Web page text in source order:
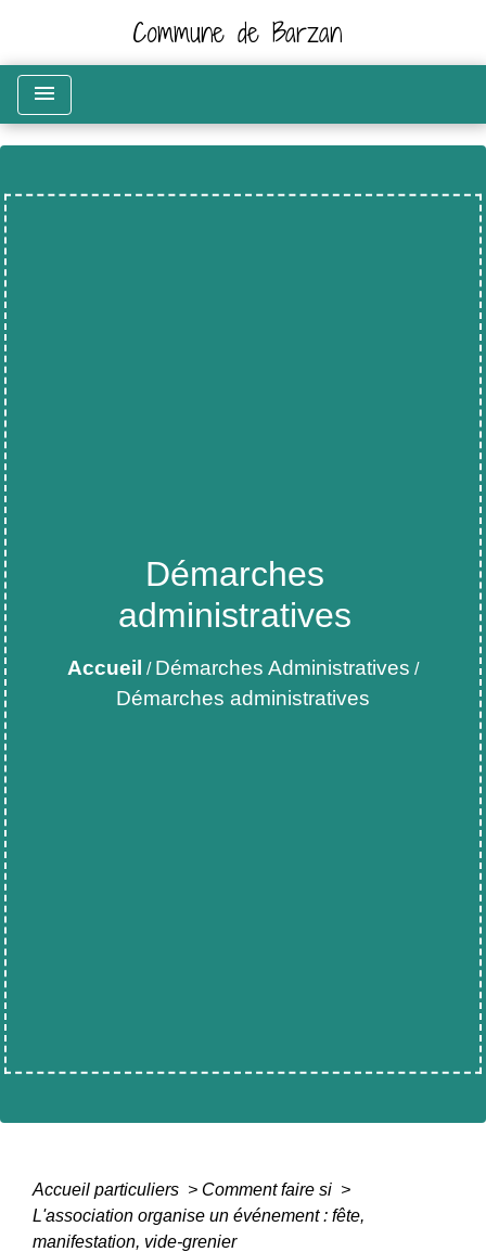
Commune de Barzan
menu
Démarches
administratives
Accueil / Démarches Administratives /
Démarches administratives
Accueil particuliers > Comment faire si >
L'association organise un événement : fête,
manifestation, vide-grenier